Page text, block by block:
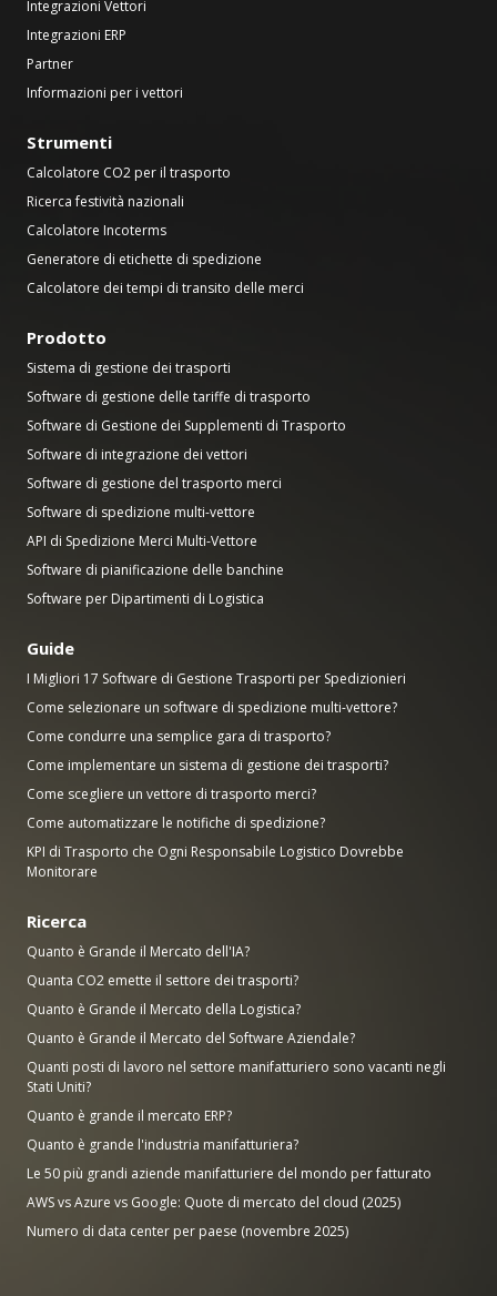
Integrazioni Vettori
Integrazioni ERP
Partner
Informazioni per i vettori
Strumenti
Calcolatore CO2 per il trasporto
Ricerca festività nazionali
Calcolatore Incoterms
Generatore di etichette di spedizione
Calcolatore dei tempi di transito delle merci
Prodotto
Sistema di gestione dei trasporti
Software di gestione delle tariffe di trasporto
Software di Gestione dei Supplementi di Trasporto
Software di integrazione dei vettori
Software di gestione del trasporto merci
Software di spedizione multi-vettore
API di Spedizione Merci Multi-Vettore
Software di pianificazione delle banchine
Software per Dipartimenti di Logistica
Guide
I Migliori 17 Software di Gestione Trasporti per Spedizionieri
Come selezionare un software di spedizione multi-vettore?
Come condurre una semplice gara di trasporto?
Come implementare un sistema di gestione dei trasporti?
Come scegliere un vettore di trasporto merci?
Come automatizzare le notifiche di spedizione?
KPI di Trasporto che Ogni Responsabile Logistico Dovrebbe
Monitorare
Ricerca
Quanto è Grande il Mercato dell'IA?
Quanta CO2 emette il settore dei trasporti?
Quanto è Grande il Mercato della Logistica?
Quanto è Grande il Mercato del Software Aziendale?
Quanti posti di lavoro nel settore manifatturiero sono vacanti negli
Stati Uniti?
Quanto è grande il mercato ERP?
Quanto è grande l'industria manifatturiera?
Le 50 più grandi aziende manifatturiere del mondo per fatturato
AWS vs Azure vs Google: Quote di mercato del cloud (2025)
Numero di data center per paese (novembre 2025)